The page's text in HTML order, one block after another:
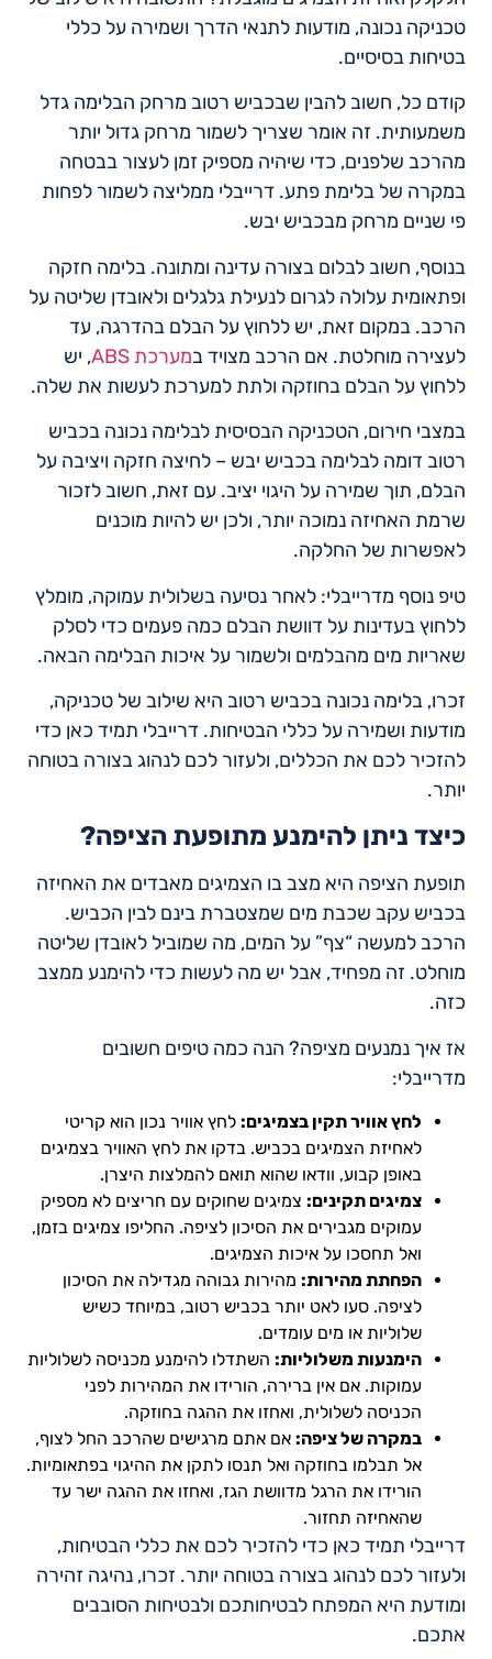
טכניקה נכונה, מודעות לתנאי הדרך ושמירה על כללי
בטיחות בסיסיים.
קודם כל, חשוב להבין שבכביש רטוב מרחק הבלימה גדל
משמעותית. זה אומר שצריך לשמור מרחק גדול יותר
מהרכב שלפנים, כדי שיהיה מספיק זמן לעצור בבטחה
במקרה של בלימת פתע. דרייבלי ממליצה לשמור לפחות
פי שניים מרחק מבכביש יבש.
בנוסף, חשוב לבלום בצורה עדינה ומתונה. בלימה חזקה
ופתאומית עלולה לגרום לנעילת גלגלים ולאובדן שליטה על
הרכב. במקום זאת, יש ללחוץ על הבלם בהדרגה, עד
לעצירה מוחלטת. אם הרכב מצויד במערכת ABS
, יש
ללחוץ על הבלם בחוזקה ולתת למערכת לעשות את שלה.
במצבי חירום, הטכניקה הבסיסית לבלימה נכונה בכביש
רטוב דומה לבלימה בכביש יבש – לחיצה חזקה ויציבה על
הבלם, תוך שמירה על היגוי יציב. עם זאת, חשוב לזכור
שרמת האחיזה נמוכה יותר, ולכן יש להיות מוכנים
לאפשרות של החלקה.
טיפ נוסף מדרייבלי: לאחר נסיעה בשלולית עמוקה, מומלץ
ללחוץ בעדינות על דוושת הבלם כמה פעמים כדי לסלק
שאריות מים מהבלמים ולשמור על איכות הבלימה הבאה.
זכרו, בלימה נכונה בכביש רטוב היא שילוב של טכניקה,
מודעות ושמירה על כללי הבטיחות. דרייבלי תמיד כאן כדי
להזכיר לכם את הכללים, ולעזור לכם לנהוג בצורה בטוחה
יותר.
כיצד ניתן להימנע מתופעת הציפה?
תופעת הציפה היא מצב בו הצמיגים מאבדים את האחיזה
בכביש עקב שכבת מים שמצטברת בינם לבין הכביש.
הרכב למעשה “צף” על המים, מה שמוביל לאובדן שליטה
מוחלט. זה מפחיד, אבל יש מה לעשות כדי להימנע ממצב
כזה.
אז איך נמנעים מציפה? הנה כמה טיפים חשובים
מדרייבלי:
לחץ אוויר תקין בצמיגים: לחץ אוויר נכון הוא קריטי
לאחיזת הצמיגים בכביש. בדקו את לחץ האוויר בצמיגים
באופן קבוע, וודאו שהוא תואם להמלצות היצרן.
צמיגים תקינים: צמיגים שחוקים עם חריצים לא מספיק
עמוקים מגבירים את הסיכון לציפה. החליפו צמיגים בזמן,
ואל תחסכו על איכות הצמיגים.
הפחתת מהירות: מהירות גבוהה מגדילה את הסיכון
לציפה. סעו לאט יותר בכביש רטוב, במיוחד כשיש
שלוליות או מים עומדים.
הימנעות משלוליות: השתדלו להימנע מכניסה לשלוליות
עמוקות. אם אין ברירה, הורידו את המהירות לפני
הכניסה לשלולית, ואחזו את ההגה בחוזקה.
במקרה של ציפה: אם אתם מרגישים שהרכב החל לצוף,
אל תבלמו בחוזקה ואל תנסו לתקן את ההיגוי בפתאומיות.
הורידו את הרגל מדוושת הגז, ואחזו את ההגה ישר עד
שהאחיזה תחזור.
דרייבלי תמיד כאן כדי להזכיר לכם את כללי הבטיחות,
ולעזור לכם לנהוג בצורה בטוחה יותר. זכרו, נהיגה זהירה
ומודעת היא המפתח לבטיחותכם ולבטיחות הסובבים
אתכם.